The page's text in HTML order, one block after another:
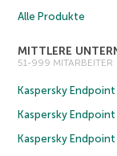
Alle Produkte
MITTLERE
51-999 MITARBEITER
Kaspersky
Kaspersky
Kaspersky